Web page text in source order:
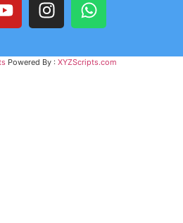
Powered By : XYZScripts.com